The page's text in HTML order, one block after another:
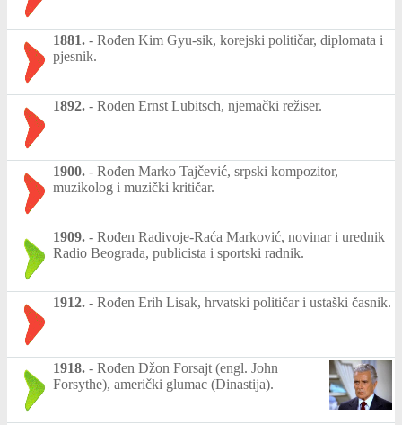
1881. - Rođen Kim Gyu-sik, korejski političar, diplomata i
pjesnik.
1892. - Rođen Ernst Lubitsch, njemački režiser.
1900. - Rođen Marko Tajčević, srpski kompozitor,
muzikolog i muzički kritičar.
1909. - Rođen Radivoje-Raća Marković, novinar i urednik
Radio Beograda, publicista i sportski radnik.
1912. - Rođen Erih Lisak, hrvatski političar i ustaški časnik.
1918. - Rođen Džon Forsajt (engl. John
Forsythe), američki glumac (Dinastija).